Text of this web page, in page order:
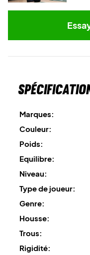
Marques:
Couleur:
Poids:
Equilibre:
Niveau:
Type de joueur:
Genre:
Housse:
Trous:
Rigidité: